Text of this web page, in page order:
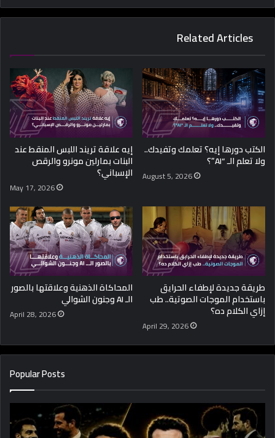
Related Articles
الكتب دورها إيه؟ تعلمك وتفيدك..
ولا تعلم الـ “AI”؟
August 5, 2026
إيه علاقة تريند اللبس المنقط عند
البنات بمارلين مونرو والرقص
الإسباني؟
May 17, 2026
طريقة جديدة لإطفاء الحرايق
باستخدام الموجات الصوتية.. طب
إزاي الكلام ده؟
April 29, 2026
المحاكاة الذهنية وعلاقتها بالصور
الـ AI وجنون الشوالي
April 28, 2026
Popular Posts